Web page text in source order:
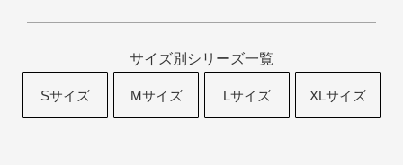
サイズ別シリーズ一覧
Sサイズ Mサイズ Lサイズ XLサイズ